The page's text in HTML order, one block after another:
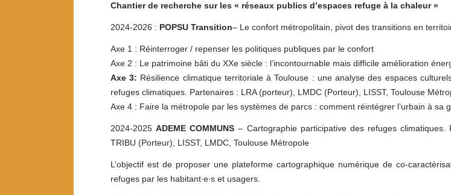
Chantier de recherche sur les « réseaux publics d’espaces refuge à la chaleur »
2024-2026 : POPSU Transition– Le confort métropolitain, pivot des transitions en
Axe 1 : Réinterroger / repenser les politiques publiques par le confort
Axe 2 : Le patrimoine bâti du XXe siècle : l’incontournable mais difficile amélioration
Axe 3: Résilience climatique territoriale à Toulouse : une analyse des espaces
refuges climatiques. Partenaires : LRA (porteur), LMDC (Porteur), LISST, Toulouse
Axe 4 : Faire la métropole par les systèmes de parcs : comment réintégrer l’urbain à sa
2024-2025ADEME COMMUNS – Cartographie participative des refuges climatiques.
TRIBU (Porteur), LISST, LMDC, Toulouse Métropole
L’objectif est de proposer une plateforme cartographique numérique de co-
refuges par les habitant·e·s et usagers.